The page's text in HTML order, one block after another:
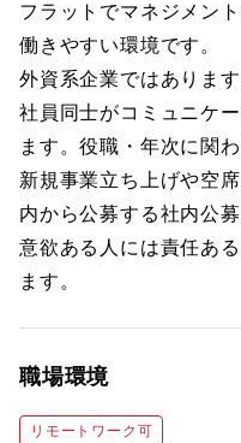
フラットでマネジメン
働きやすい環境です。
外資系企業ではありま
社員同士がコミュニケ
ます。役職・年次に関わ
新規事業立ち上げや空
内から公募する社内公募
意欲ある人には責任あ
ます。
職場環境
リモートワーク可